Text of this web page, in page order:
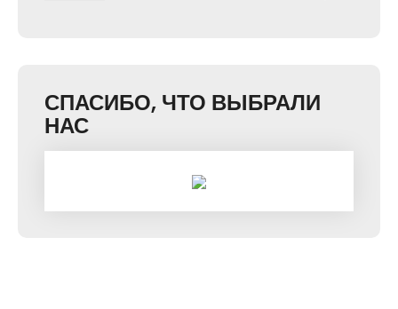
СПАСИБО, ЧТО ВЫБРАЛИ
НАС